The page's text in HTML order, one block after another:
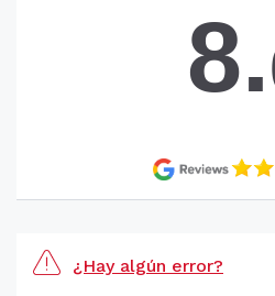
8.
¿Hay algún error?